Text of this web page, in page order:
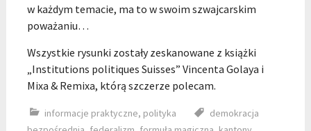
w każdym temacie, ma to w swoim szwajcarskim
poważaniu…
Wszystkie rysunki zostały zeskanowane z książki
„Institutions politiques Suisses” Vincenta Golaya i
Mixa & Remixa, którą szczerze polecam.
informacje praktyczne, polityka
demokracja